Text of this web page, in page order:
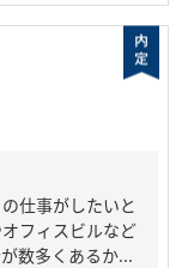
仕事がしたいと
フィスビルなど
数多くあるか...